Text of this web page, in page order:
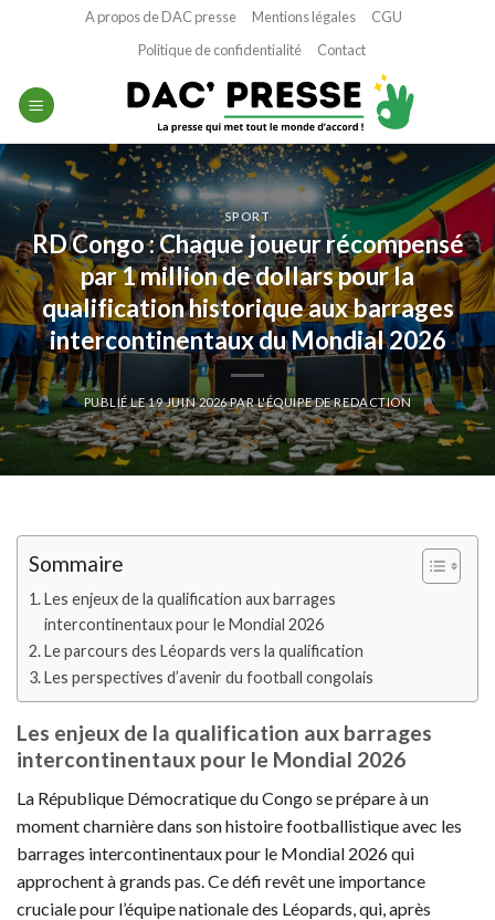
A propos de DAC presse Mentions légales
CGU
Politique de confidentialité
Contact
SPORT
RD Congo : Chaque joueur récompensé
par 1 million de dollars pour la
qualification historique aux barrages
intercontinentaux du Mondial 2026
PUBLIÉ LE19 JUIN 2026PARL'ÉQUIPE DE REDACTION
Sommaire
Les enjeux de la qualification aux barrages
intercontinentaux pour le Mondial 2026
Le parcours des Léopards vers la qualification
Les perspectives d’avenir du football congolais
Les enjeux de la qualification aux barrages
intercontinentaux pour le Mondial 2026
La République Démocratique du Congo se prépare à un
moment charnière dans son histoire footballistique avec les
barrages intercontinentaux pour le Mondial 2026 qui
approchent à grands pas. Ce défi revêt une importance
cruciale pour l’équipe nationale des Léopards, qui, après